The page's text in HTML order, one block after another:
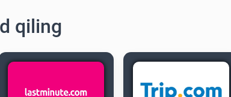
qiling